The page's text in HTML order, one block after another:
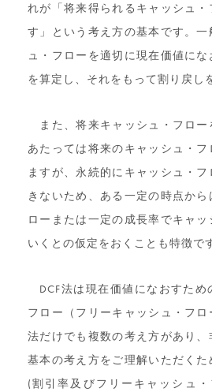
れが「将来得られるキャッシュ
す」という考え方の基本です。
ュ・フローを適切に現在価値に
を算定し、それをもって割り戻し
また、将来キャッシュ・フロー
あたっては将来のキャッシュ・
ますが、永続的にキャッシュ・
きないため、ある一定の時点か
ローまたは一定の成長率でキャ
いくとの仮定をおくことも特徴で
DCF法は現在価値になおすため
フロー（フリーキャッシュ・フ
法だけでも複数の考え方があり
基本の考え方をご理解いただく
(割引率及びフリーキャッシュ